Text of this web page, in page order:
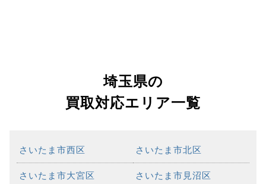
埼玉県の
買取対応エリア一覧
さいたま市西区 さいたま市北区
さいたま市大宮区 さいたま市見沼区